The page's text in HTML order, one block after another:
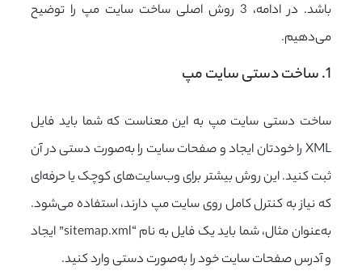
باشد. در ادامه، 3 روش اصلی ساخت سایت مپ را توضیح
می‌دهیم.
1. ساخت دستی سایت مپ
ساخت دستی سایت مپ به این معناست که شما باید فایل
XML را خودتان ایجاد و صفحات سایت را به‌صورت دستی در آن
ثبت کنید. این روش بیشتر برای وب‌سایت‌های کوچک یا حرفه‌ای
که نیاز به کنترل کامل روی سایت مپ دارند، استفاده می‌شود.
به‌عنوان مثال، شما باید یک فایل به نام “sitemap.xml” ایجاد
و آدرس صفحات سایت خود را به‌صورت دستی وارد کنید.